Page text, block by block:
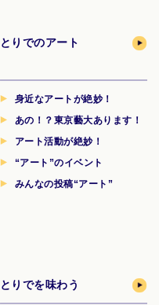
とりでのアート
身近なアートが絶妙！
あの！？東京藝大あります！
アート活動が絶妙！
“アート”のイベント
みんなの投稿“アート”
とりでを味わう